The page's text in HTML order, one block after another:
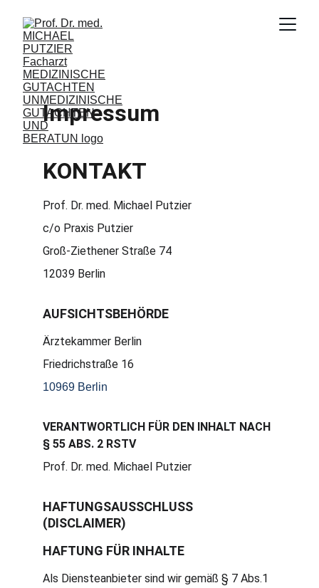
Impressum
KONTAKT
Prof. Dr. med. Michael Putzier
c/o Praxis Putzier
Groß-Ziethener Straße 74
12039 Berlin
AUFSICHTSBEHÖRDE
Ärztekammer Berlin
Friedrichstraße 16
10969 Berlin
VERANTWORTLICH FÜR DEN INHALT NACH
§ 55 ABS. 2 RSTV
Prof. Dr. med. Michael Putzier
HAFTUNGSAUSSCHLUSS
(DISCLAIMER)
HAFTUNG FÜR INHALTE
Als Diensteanbieter sind wir gemäß § 7 Abs.1